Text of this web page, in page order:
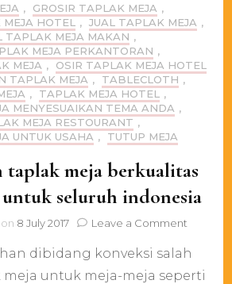
, GROSIR TAPLAK MEJA ,
HOTEL
, JUAL TAPLAK MEJA ,
TAPLAK MEJA MAKAN ,
MEJA PERKANTORAN ,
MEJA ,
OSIR TAPLAK MEJA HOTEL
TAPLAK MEJA , TABLECLOTH ,
, TAPLAK MEJA HOTEL
,
MENYESUAIKAN TEMA ANDA ,
MEJA RESTOURANT ,
UNTUK USAHA , TUTUP MEJA
taplak meja berkualitas
untuk seluruh indonesia
on 8 July 2017 Leave a Commenton
taplak
meja
dibidang konveksi salah
meja untuk meja-meja seperti